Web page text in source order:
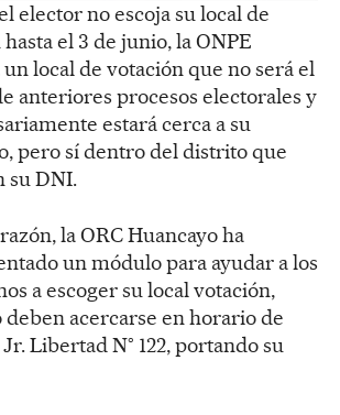
elector no escoja su local de
el 3 de junio, la ONPE
un local de votación que no será el
anteriores procesos electorales y
estará cerca a su
pero sí dentro del distrito que
su DNI.
la ORC Huancayo ha
un módulo para ayudar a los
a escoger su local votación,
deben acercarse en horario de
Libertad N° 122, portando su